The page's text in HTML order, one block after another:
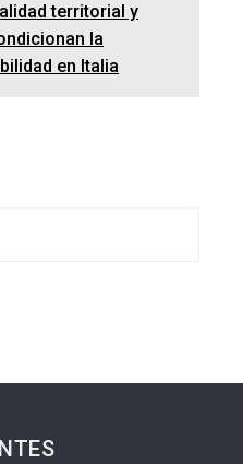
territorial y
la
en Italia